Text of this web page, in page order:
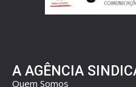
A AGÊNCIA
Quem Somos